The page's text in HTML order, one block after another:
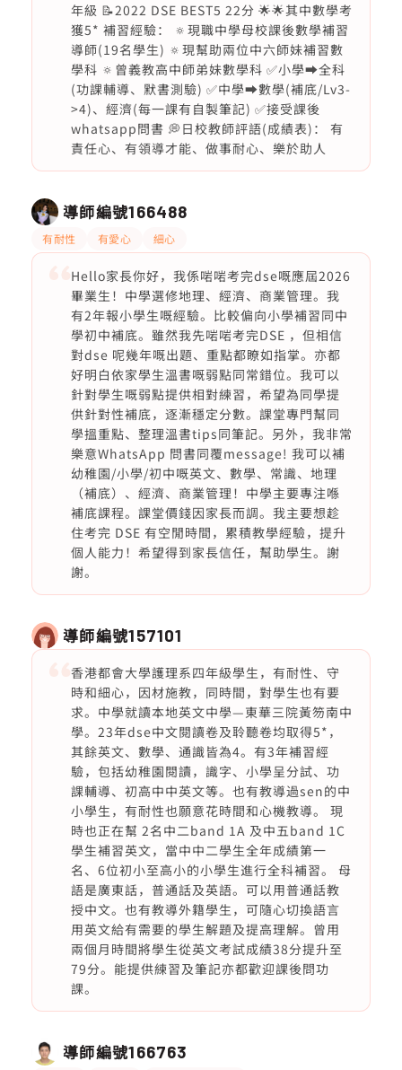
年級 📝2022 DSE BEST5 22分 🌟🌟其中數學考
獲5* 補習經驗： 🔅現職中學母校課後數學補習
導師(19名學生) 🔅現幫助兩位中六師妹補習數
學科 🔅曾義教高中師弟妹數學科 ✅小學➡️全科
(功課輔導、默書測驗) ✅中學➡️數學(補底/Lv3-
>4)、經濟(每一課有自製筆記) ✅接受課後
whatsapp問書 💭日校教師評語(成績表)： 有
責任心、有領導才能、做事耐心、樂於助人
導師編號166488
有耐性 有愛心 細心
Hello家長你好，我係啱啱考完dse嘅應屆2026
畢業生！中學選修地理、經濟、商業管理。我
有2年報小學生嘅經驗。比較偏向小學補習同中
學初中補底。雖然我先啱啱考完DSE ，但相信
對dse 呢幾年嘅出題、重點都瞭如指掌。亦都
好明白依家學生溫書嘅弱點同常錯位。我可以
針對學生嘅弱點提供相對練習，希望為同學提
供針對性補底，逐漸穩定分數。課堂專門幫同
學搵重點、整理溫書tips同筆記。另外，我非常
樂意WhatsApp 問書同覆message! 我可以補
幼稚園/小學/初中嘅英文、數學、常識、地理
（補底）、經濟、商業管理！中學主要專注喺
補底課程。課堂價錢因家長而調。我主要想趁
住考完 DSE 有空閒時間，累積教學經驗，提升
個人能力！希望得到家長信任，幫助學生。謝
謝。
導師編號157101
香港都會大學護理系四年級學生，有耐性、守
時和細心，因材施教，同時間，對學生也有要
求。中學就讀本地英文中學—東華三院黃笏南中
學。23年dse中文閱讀卷及聆聽卷均取得5*，
其餘英文、數學、通識皆為4。有3年補習經
驗，包括幼稚園閱讀，識字、小學呈分試、功
課輔導、初高中中英文等。也有教導過sen的中
小學生，有耐性也願意花時間和心機教導。 現
時也正在幫 2名中二band 1A 及中五band 1C
學生補習英文，當中中二學生全年成績第一
名、6位初小至高小的小學生進行全科補習。 母
語是廣東話，普通話及英語。可以用普通話教
授中文。也有教導外籍學生，可隨心切換語言
用英文給有需要的學生解題及提高理解。曾用
兩個月時間將學生從英文考試成績38分提升至
79分。能提供練習及筆記亦都歡迎課後問功
課。
導師編號166763